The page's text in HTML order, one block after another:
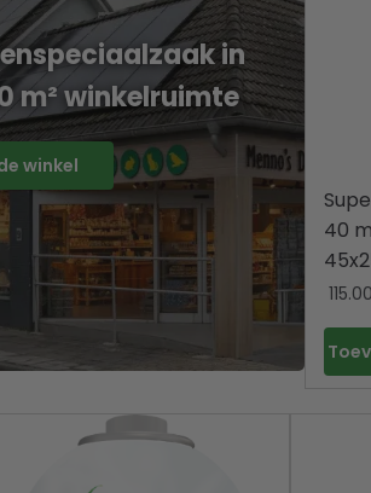
in
m² winkelruimte
winkel
40
115.00